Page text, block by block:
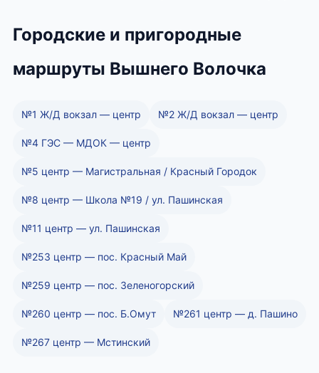
Городские и пригородные
маршруты Вышнего Волочка
№1 Ж/Д вокзал — центр №2 Ж/Д вокзал — центр
№4 ГЭС — МДОК — центр
№5 центр — Магистральная / Красный Городок
№8 центр — Школа №19 / ул. Пашинская
№11 центр — ул. Пашинская
№253 центр — пос. Красный Май
№259 центр — пос. Зеленогорский
№260 центр — пос. Б.Омут №261 центр — д. Пашино
№267 центр — Мстинский